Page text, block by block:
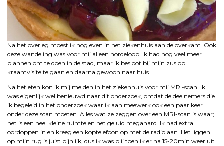
Na het overleg moest ik nog even in het ziekenhuis aan de overkant. Ook
deze wandeling was voor mij al een hordeloop. Ik had nog veel meer
plannen om te doen in de stad, maar ik besloot bij mijn zus op
kraamvisite te gaan en daarna gewoon naar huis.
Na het eten kon ik mij melden in het ziekenhuis voor mij MRI-scan. Ik
was eigenlijk wel benieuwd naar dit onderzoek, omdat de deelnemers die
ik begeleid in het onderzoek waar ik aan meewerk ook een paar keer
onder deze scan moeten. Alles wat ze zeggen over een MRI-scan is waar;
het is een heel kleine ruimte en het geluid megahard. Ik had extra
oordoppen in en kreeg een koptelefoon op met de radio aan. Het liggen
op mijn rug is juist pijnlijk, dus ik was blij toen ik er na 15-20min weer uit